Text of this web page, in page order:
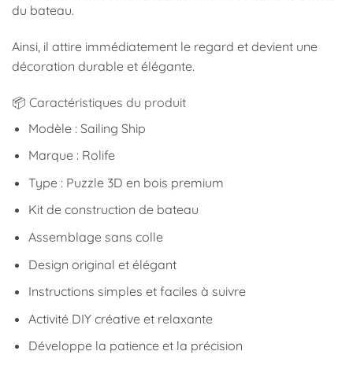
du bateau.
Ainsi, il attire immédiatement le regard et devient une
décoration durable et élégante.
📦 Caractéristiques du produit
Modèle : Sailing Ship
Marque : Rolife
Type : Puzzle 3D en bois premium
Kit de construction de bateau
Assemblage sans colle
Design original et élégant
Instructions simples et faciles à suivre
Activité DIY créative et relaxante
Développe la patience et la précision